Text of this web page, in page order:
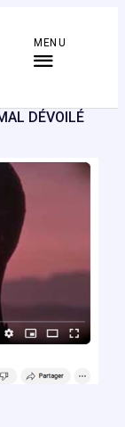
MENU
DÉVOILÉ